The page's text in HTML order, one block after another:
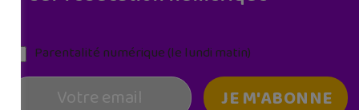
Parentalité numérique (le lundi matin)